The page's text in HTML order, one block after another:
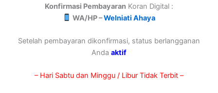
Konfirmasi Pembayaran Koran Digital :
WA/HP –Welniati Ahaya
Setelah pembayaran dikonfirmasi, status berlangganan
Anda aktif
– Hari Sabtu dan Minggu / Libur Tidak Terbit –